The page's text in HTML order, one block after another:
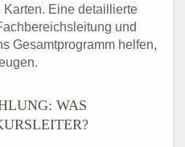
Karten. Eine detaillierte
und
Gesamtprogramm helfen,
WAS